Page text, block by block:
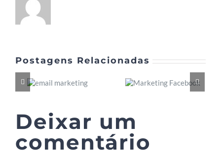
Postagens Relacionadas
Deixar um
comentário